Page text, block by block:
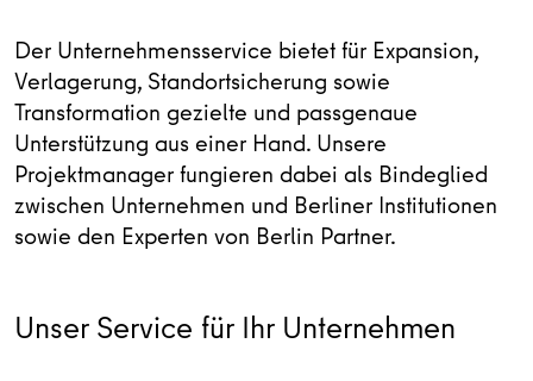
Der Unternehmensservice bietet für Expansion,
Verlagerung, Standortsicherung sowie
Transformation gezielte und passgenaue
Unterstützung aus einer Hand. Unsere
Projektmanager fungieren dabei als Bindeglied
zwischen Unternehmen und Berliner Institutionen
sowie den Experten von Berlin Partner.
Unser Service für Ihr Unternehmen